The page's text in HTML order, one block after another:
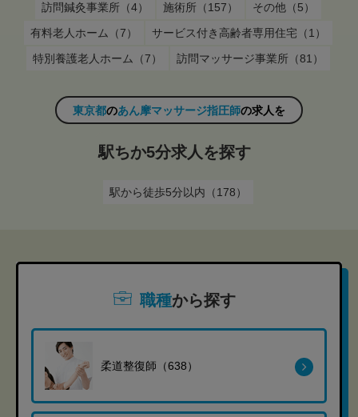
訪問鍼灸事業所（4）
施術所（157）
その他（5）
有料老人ホーム（7）
サービス付き高齢者専用住宅（1）
特別養護老人ホーム（7）
訪問マッサージ事業所（81）
東京都のあん摩マッサージ指圧師の求人を
駅ちか5分求人を探す
駅から徒歩5分以内（178）
職種から探す
柔道整復師（638）